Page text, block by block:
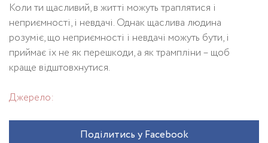
Коли ти щасливий, в житті можуть траплятися і
неприємності, і невдачі. Однак щаслива людина
розуміє, що неприємності і невдачі можуть бути, і
приймає їх не як перешкоди, а як трампліни – щоб
краще відштовхнутися.
Джерело:
Поділитись у Facebook